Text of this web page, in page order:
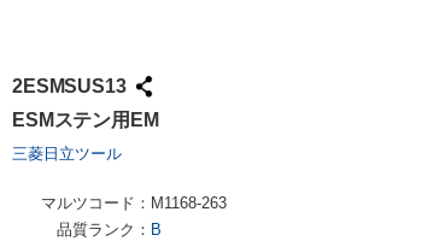
2ESMSUS13
ESMステン用EM
三菱日立ツール
マルツコード： M1168-263
品質ランク： B